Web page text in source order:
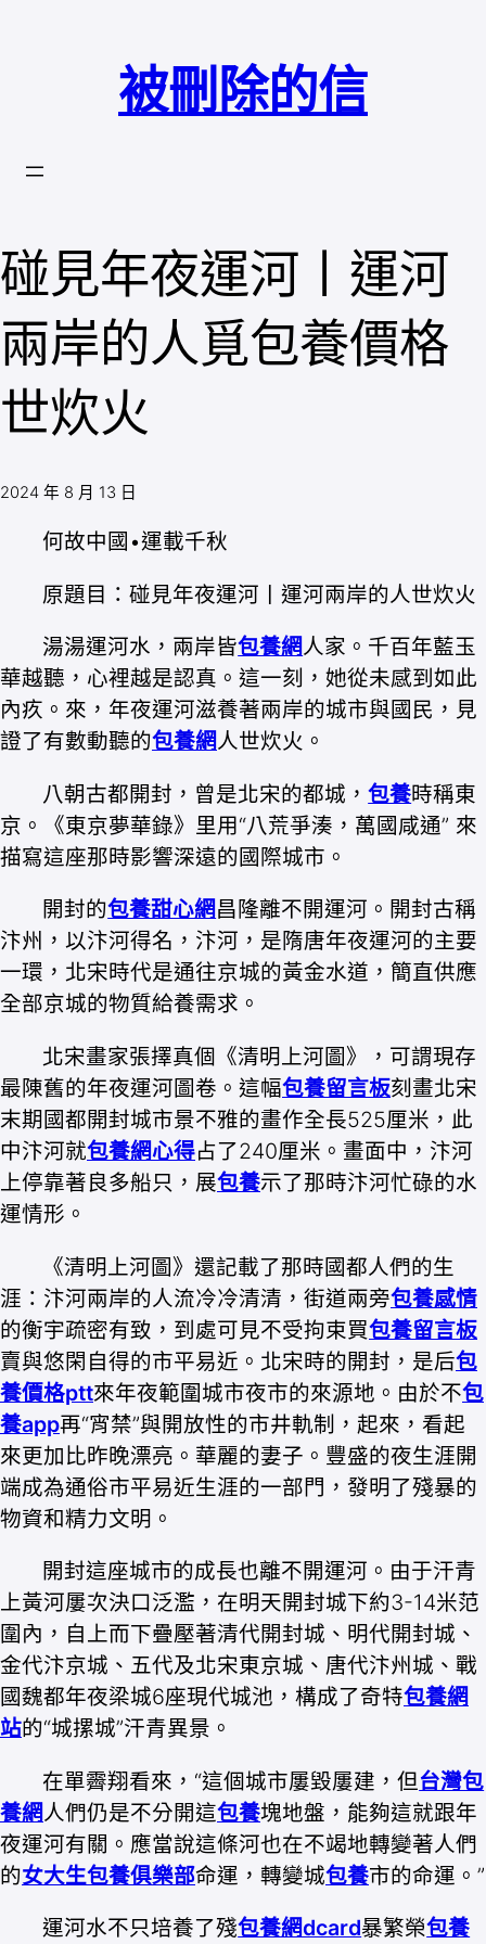
被刪除的信
碰見年夜運河丨運河
兩岸的人覓包養價格
世炊火
2024 年 8 月 13 日
何故中國•運載千秋
原題目：碰見年夜運河丨運河兩岸的人世炊火
湯湯運河水，兩岸皆包養網人家。千百年藍玉
華越聽，心裡越是認真。這一刻，她從未感到如此
內疚。來，年夜運河滋養著兩岸的城市與國民，見
證了有數動聽的包養網人世炊火。
八朝古都開封，曾是北宋的都城，包養時稱東
京。《東京夢華錄》里用“八荒爭湊，萬國咸通” 來
描寫這座那時影響深遠的國際城市。
開封的包養甜心網 昌隆離不開運河。開封古稱
汴州，以汴河得名，汴河，是隋唐年夜運河的主要
一環，北宋時代是通往京城的黃金水道，簡直供應
全部京城的物質給養需求。
北宋畫家張擇真個《清明上河圖》，可謂現存
最陳舊的年夜運河圖卷。這幅包養留言板刻畫北宋
末期國都開封城市景不雅的畫作全長525厘米，此
中汴河就包養網心得占了240厘米。畫面中，汴河
上停靠著良多船只，展包養示了那時汴河忙碌的水
運情形。
《清明上河圖》還記載了那時國都人們的生
涯：汴河兩岸的人流冷冷清清，街道兩旁包養感情
的衡宇疏密有致，到處可見不受拘束買包養留言板
賣與悠閑自得的市平易近。北宋時的開封，是后包
養價格ptt來年夜範圍城市夜市的來源地。由於不包
養app再“宵禁”與開放性的市井軌制，起來，看起
來更加比昨晚漂亮。華麗的妻子。豐盛的夜生涯開
端成為通俗市平易近生涯的一部門，發明了殘暴的
物資和精力文明。
開封這座城市的成長也離不開運河。由于汗青
上黃河屢次決口泛濫，在明天開封城下約3-14米范
圍內，自上而下疊壓著清代開封城、明代開封城、
金代汴京城、五代及北宋東京城、唐代汴州城、戰
國魏都年夜梁城6座現代城池，構成了奇特包養網
站的“城摞城”汗青異景。
在單霽翔看來，“這個城市屢毀屢建，但台灣包
養網 人們仍是不分開這包養塊地盤，能夠這就跟年
夜運河有關。應當說這條河也在不竭地轉變著人們
的女大生包養俱樂部命運，轉變城包養市的命運。”
運河水不只培養了殘包養網dcard暴繁榮包養